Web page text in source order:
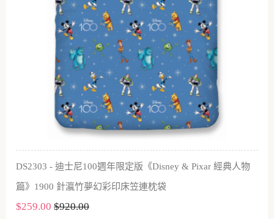
DS2303 - 迪士尼100週年限定版《Disney & Pixar 經典人物
篇》1900 針瀛竹夢幻彩印床笠連枕袋
$259.00 $920.00